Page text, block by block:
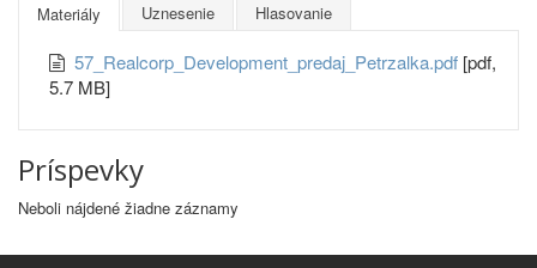
Materiály Uznesenie Hlasovanie
57_Realcorp_Development_predaj_Petrzalka.pdf [pdf,
5.7 MB]
Príspevky
Neboli nájdené žiadne záznamy